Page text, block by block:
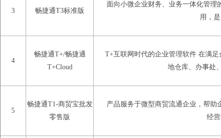
3 畅捷通T3标准版
面向小微企业财务、业务一体化管
用，
4
畅捷通T+/畅捷通
T+Cloud
T+互联网时代的企业管理软件 在满
地仓库、办事处
5
畅捷通T1-商贸宝批发
零售版
产品服务于微型商贸流通企业，帮
经